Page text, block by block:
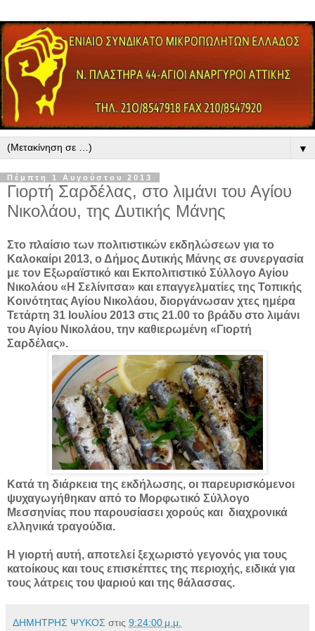
▼
Πέμπτη 1 Αυγούστου 2013
Γιορτή Σαρδέλας, στο λιμάνι του Αγίου
Νικολάου, της Δυτικής Μάνης
Στο πλαίσιο των πολιτιστικών εκδηλώσεων για το
Καλοκαίρι 2013, ο Δήμος Δυτικής Μάνης σε συνεργασία
με τον Εξωραϊστικό και Εκπολιτιστικό Σύλλογο Αγίου
Νικολάου «Η Σελίνιτσα» και επαγγελματίες της Τοπικής
Κοινότητας Αγίου Νικολάου, διοργάνωσαν χτες ημέρα
Τετάρτη 31 Ιουλίου 2013 στις 21.00 το βράδυ στο λιμάνι
του Αγίου Νικολάου, την καθιερωμένη «Γιορτή
Σαρδέλας».
Κατά τη διάρκεια της εκδήλωσης, οι παρευρισκόμενοι
ψυχαγωγήθηκαν από το Μορφωτικό Σύλλογο
Μεσσηνίας που παρουσίασει χορούς και διαχρονικά
ελληνικά τραγούδια.
Η γιορτή αυτή, αποτελεί ξεχωριστό γεγονός για τους
κατοίκους και τους επισκέπτες της περιοχής, ειδικά για
τους λάτρεις του ψαριού και της θάλασσας.
ΔΗΜΗΤΡΗΣ ΨΥΚΟΣ στις 9:24:00 μ.μ.